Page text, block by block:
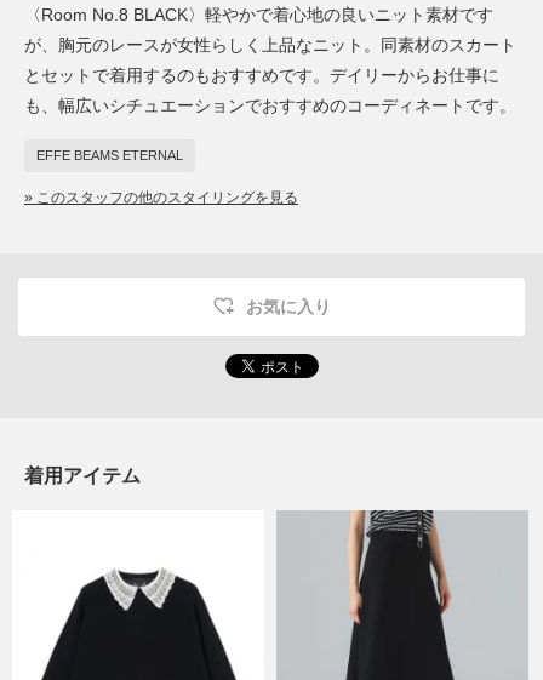
〈Room No.8 BLACK〉軽やかで着心地の良いニット素材です
が、胸元のレースが女性らしく上品なニット。同素材のスカート
とセットで着用するのもおすすめです。デイリーからお仕事に
も、幅広いシチュエーションでおすすめのコーディネートです。
EFFE BEAMS ETERNAL
» このスタッフの他のスタイリングを見る
お気に入り
着用アイテム